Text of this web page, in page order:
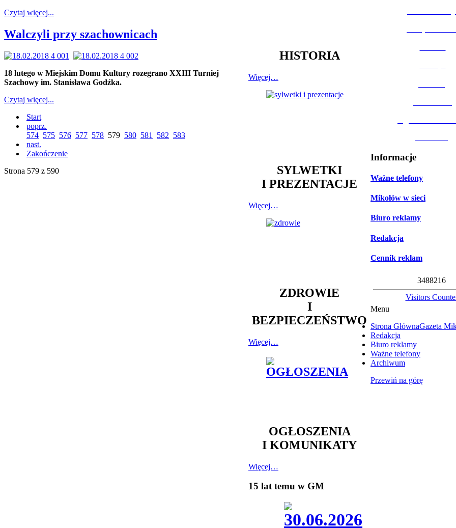
Czytaj więcej...
Walczyli przy szachownicach
18 lutego w Miejskim Domu Kultury rozegrano XXIII Turniej
Szachowy im. Stanisława Godźka.
Czytaj więcej...
Start
poprz.
574 575 576 577 578 579 580 581 582 583
nast.
Zakończenie
Strona 579 z 590
HISTORIA
Więcej…
SYLWETKI
I PREZENTACJE
Więcej…
ZDROWIE
I
BEZPIECZEŃSTWO
Więcej…
OGŁOSZENIA
I KOMUNIKATY
Więcej…
15 lat temu w GM
Informacje
Ważne telefony
Mikołów w sieci
Biuro reklamy
Redakcja
Cennik reklam
3488216
Visitors
Menu
Strona GłównaGazeta
Redakcja
Biuro reklamy
Ważne telefony
Archiwum
Przewiń na górę